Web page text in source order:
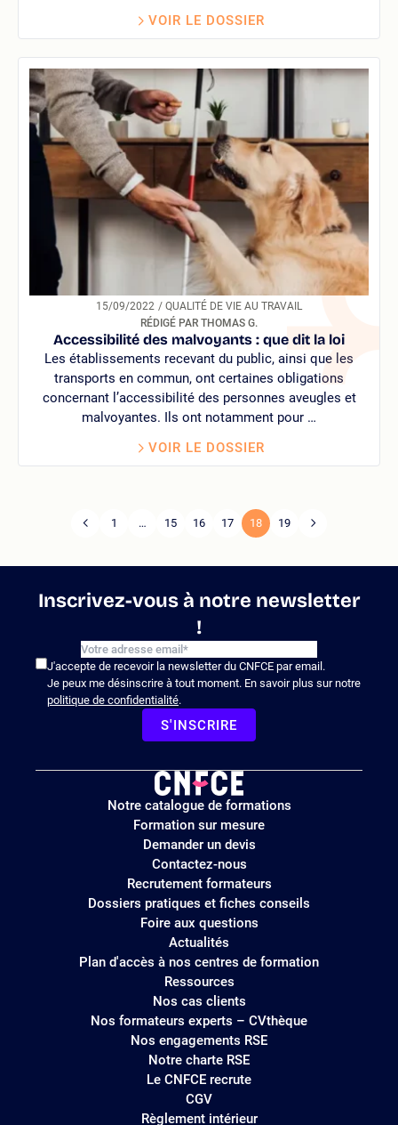
VOIR LE DOSSIER
15/09/2022
/ QUALITÉ DE VIE AU TRAVAIL
RÉDIGÉ PAR THOMAS G.
Accessibilité des malvoyants : que dit la loi
Les établissements recevant du public, ainsi que les
transports en commun, ont certaines obligations
concernant l’accessibilité des personnes aveugles et
malvoyantes. Ils ont notamment pour …
VOIR LE DOSSIER
Pagination
Page
1 … 15 16 17 18 19
Page
Inscrivez-vous à notre newsletter
!
J'accepte de recevoir la newsletter du CNFCE par email.
Je peux me désinscrire à tout moment. En savoir plus sur notre
politique de confidentialité.
S'INSCRIRE
Logo
site
Notre catalogue de formations
Formation sur mesure
Demander un devis
Contactez-nous
Recrutement formateurs
Dossiers pratiques et fiches conseils
Foire aux questions
Actualités
Plan d'accès à nos centres de formation
Ressources
Nos cas clients
Nos formateurs experts – CVthèque
Nos engagements RSE
Notre charte RSE
Le CNFCE recrute
CGV
Règlement intérieur